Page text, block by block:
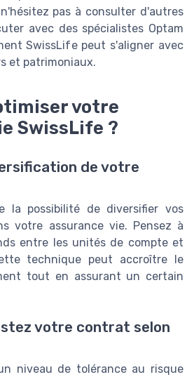
pas à consulter d'autres
avec des spécialistes Optam
SwissLife peut s'aligner avec
et patrimoniaux.
votre
SwissLife ?
de votre
la possibilité de diversifier vos
votre assurance vie. Pensez à
entre les unités de compte et
technique peut accroître le
tout en assurant un certain
votre contrat selon
niveau de tolérance au risque